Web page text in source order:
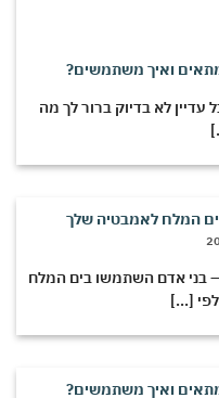
ואיך משתמשים?
לא בדיוק ברור לך מה
השתמשו בים המלח
ואיך משתמשים?